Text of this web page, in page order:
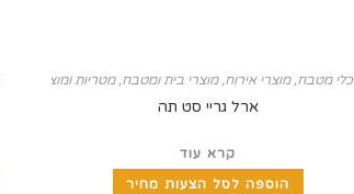
כלי מטבח,מוצרי אירוח,מוצרי בית ומטבח,מטריות ומוצרי חורף
ארל גריי סט תה
קרא עוד
הוספה לסל הצעות מחיר